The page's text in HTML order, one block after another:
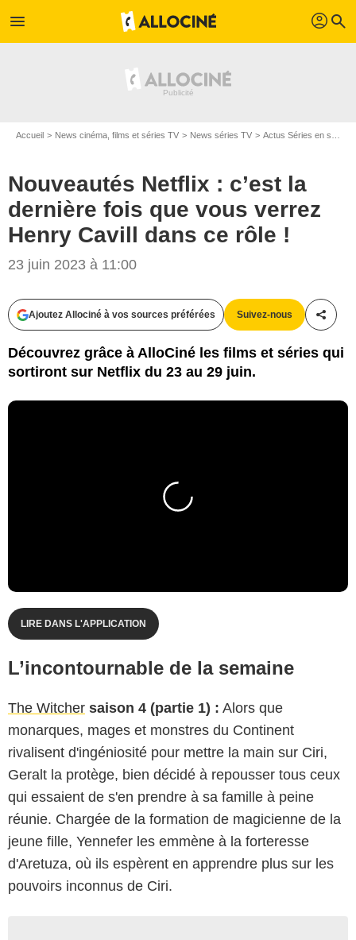
menu profil search
Accueil News cinéma, films et séries TV News séries TV Actus Séries en streaming
Nouveautés Netflix : c’est la
dernière fois que vous verrez
Henry Cavill dans ce rôle !
23 juin 2023 à 11:00
Ajoutez Allociné à vos sources préférées Suivez-nous
Découvrez grâce à AlloCiné les films et séries qui
sortiront sur Netflix du 23 au 29 juin.
LIRE DANS L'APPLICATION
L’incontournable de la semaine
The Witcher saison 4 (partie 1) : Alors que
monarques, mages et monstres du Continent
rivalisent d'ingéniosité pour mettre la main sur Ciri,
Geralt la protège, bien décidé à repousser tous ceux
qui essaient de s'en prendre à sa famille à peine
réunie. Chargée de la formation de magicienne de la
jeune fille, Yennefer les emmène à la forteresse
d'Aretuza, où ils espèrent en apprendre plus sur les
pouvoirs inconnus de Ciri.